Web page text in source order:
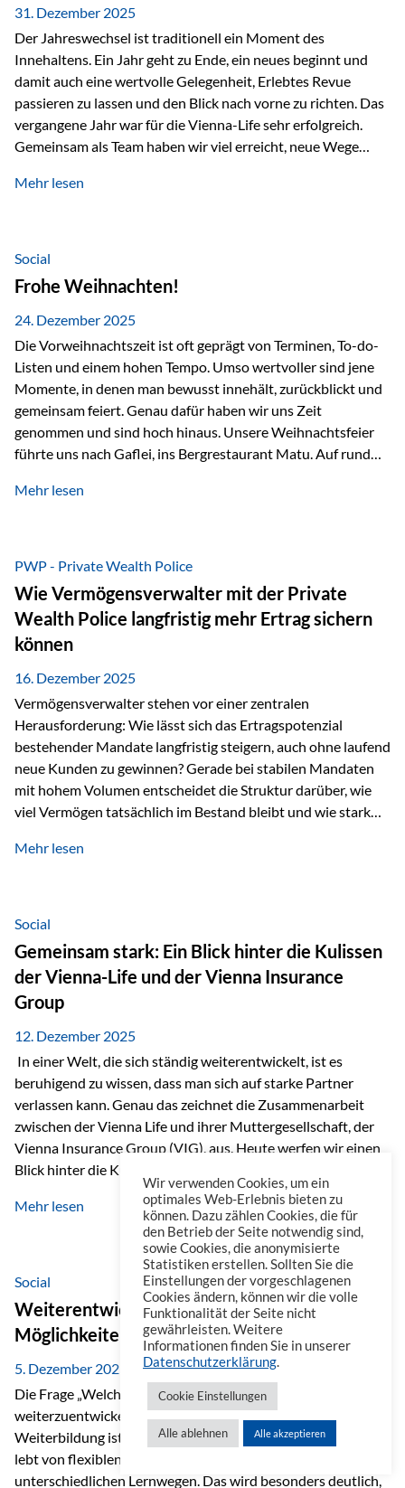
Fichtenbauer, Dirk…
31. Dezember 2025
Der Jahreswechsel ist traditionell ein Moment des
Innehaltens. Ein Jahr geht zu Ende, ein neues beginnt und
damit auch eine wertvolle Gelegenheit, Erlebtes Revue
passieren zu lassen und den Blick nach vorne zu richten. Das
vergangene Jahr war für die Vienna-Life sehr erfolgreich.
Gemeinsam als Team haben wir viel erreicht, neue Wege
Veranstaltungen wie der Schnifisschnauf, aber auch unsere
starkes Miteinander ist. Neben diesen gemeinsamen
Erlebnissen konnten wir…
Mehr lesen
Social
Frohe Weihnachten!
24. Dezember 2025
Die Vorweihnachtszeit ist oft geprägt von Terminen, To-do-
Listen und einem hohen Tempo. Umso wertvoller sind jene
Momente, in denen man bewusst innehält, zurückblickt und
gemeinsam feiert. Genau dafür haben wir uns Zeit
genommen und sind hoch hinaus. Unsere Weihnachtsfeier
führte uns nach Gaflei, ins Bergrestaurant Matu. Auf rund
beeindruckendes Panorama, sondern auch etwas, das im
verschneiter Landschaft, bei feinem Essen, guter Musik und
einer entspannten…
Mehr lesen
PWP - Private Wealth Police
Wie Vermögensverwalter mit der Private
Wealth Police langfristig mehr Ertrag sichern
können
16. Dezember 2025
Vermögensverwalter stehen vor einer zentralen
Herausforderung: Wie lässt sich das Ertragspotenzial
bestehender Mandate langfristig steigern, auch ohne laufend
neue Kunden zu gewinnen? Gerade bei stabilen Mandaten
mit hohem Volumen entscheidet die Struktur darüber, wie
viel Vermögen tatsächlich im Bestand bleibt und wie stark
Beispiel verdeutlicht diese Wirkung besonders deutlich.
hinzukommen, spielt nicht nur die Rendite eine Rolle. Auch
steuerliche Effekte haben einen erheblichen Einfluss auf…
Mehr lesen
Social
Gemeinsam stark: Ein Blick hinter die Kulissen
der Vienna-Life und der Vienna Insurance
Group
12. Dezember 2025
In einer Welt, die sich ständig weiterentwickelt, ist es
beruhigend zu wissen, dass man sich auf starke Partner
verlassen kann. Genau das zeichnet die Zusammenarbeit
zwischen der Vienna Life und ihrer Muttergesellschaft, der
Vienna Insurance Group (VIG), aus. Heute werfen wir einen
Blick hinter die Kulissen auf eine Unternehmensgruppe mit
beeindruckender Geschichte, gewachsenem Know-how und
einem stabilen Fundament. Ein starkes Netzwerk in ganz
Europa Die Vienna Insurance Group ist die führende
Versicherungsgruppe in Zentral- und Osteuropa. Mit über
50 Versicherungsgesellschaften in insgesamt 30 Ländern
verbindet sie regionale Stärke mit internationaler
Kompetenz.
Mehr lesen
Social
Weiterentwicklung im Berufsalltag: Welche
Möglichkeiten es gibt
5. Dezember 2025
Die Frage „Welche Möglichkeiten gibt es, sich
weiterzuentwickeln?“ lässt sich heute vielseitig beantworten.
Weiterbildung ist längst kein starrer Prozess mehr, sondern
lebt von flexiblen Formaten, individuellen Bedürfnissen und
unterschiedlichen Lernwegen. Das wird besonders deutlich,
Wir verwenden Cookies, um ein
optimales Web-Erlebnis bieten zu
können. Dazu zählen Cookies, die für
den Betrieb der Seite notwendig sind,
sowie Cookies, die anonymisierte
Statistiken erstellen. Sollten Sie die
Einstellungen der vorgeschlagenen
Cookies ändern, können wir die volle
Funktionalität der Seite nicht
gewährleisten. Weitere
Informationen finden Sie in unserer
Datenschutzerklärung.
Cookie Einstellungen
Alle ablehnen Alle akzeptieren